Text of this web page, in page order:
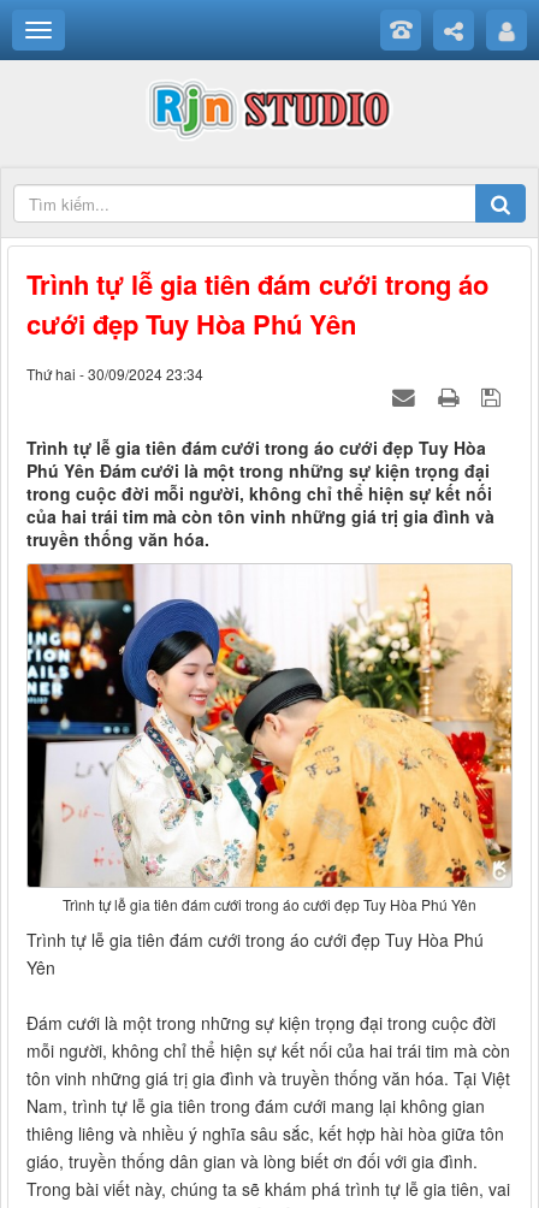
Trình tự lễ gia tiên đám cưới trong áo
cưới đẹp Tuy Hòa Phú Yên
Thứ hai - 30/09/2024 23:34
Trình tự lễ gia tiên đám cưới trong áo cưới đẹp Tuy Hòa
Phú Yên Đám cưới là một trong những sự kiện trọng đại
trong cuộc đời mỗi người, không chỉ thể hiện sự kết nối
của hai trái tim mà còn tôn vinh những giá trị gia đình và
truyền thống văn hóa.
Trình tự lễ gia tiên đám cưới trong áo cưới đẹp Tuy Hòa Phú Yên
Trình tự lễ gia tiên đám cưới trong áo cưới đẹp Tuy Hòa Phú
Yên
Đám cưới là một trong những sự kiện trọng đại trong cuộc đời
mỗi người, không chỉ thể hiện sự kết nối của hai trái tim mà còn
tôn vinh những giá trị gia đình và truyền thống văn hóa. Tại Việt
Nam, trình tự lễ gia tiên trong đám cưới mang lại không gian
thiêng liêng và nhiều ý nghĩa sâu sắc, kết hợp hài hòa giữa tôn
giáo, truyền thống dân gian và lòng biết ơn đối với gia đình.
Trong bài viết này, chúng ta sẽ khám phá trình tự lễ gia tiên, vai